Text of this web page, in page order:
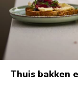
Thuis bakken